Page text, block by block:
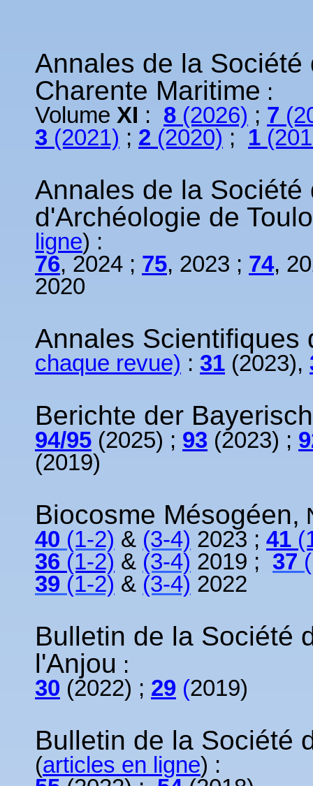
Annales de la
Charente Maritime :
Volume XI : 8 (2026) ; 7
3 (2021) ; 2 (2020) ; 1
Annales de la
d'Archéologie de
ligne) :
76, 2024 ; 75, 2023 ; 74,
2020
Annales Scientifiques
chaque revue) : 31 (2023),
Berichte der
94/95 (2025) ; 93 (2023) ;
(2019)
Biocosme Mésogéen,
40 (1-2) & (3-4) 2023 ; 41
36 (1-2) & (3-4) 2019 ; 37
39 (1-2) & (3-4) 2022
Bulletin de la Société
l'Anjou :
30 (2022) ; 29 (2019)
Bulletin de la Société
(articles en ligne) :